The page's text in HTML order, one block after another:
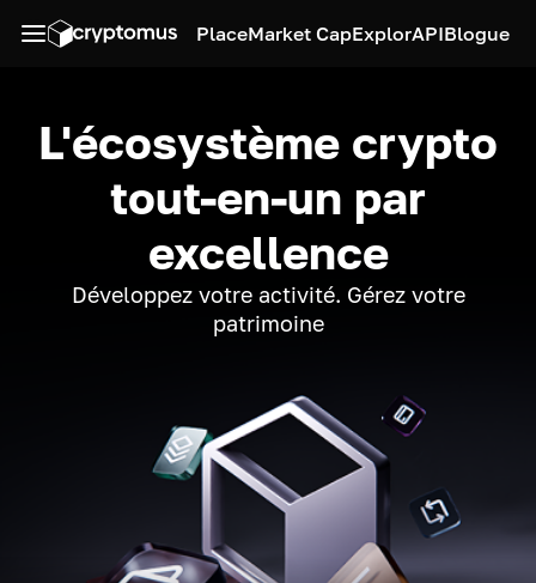
PlaceMarket CapExplorAPIBlogue
L'écosystème crypto
tout-en-un par
excellence
Développez votre activité. Gérez votre
patrimoine